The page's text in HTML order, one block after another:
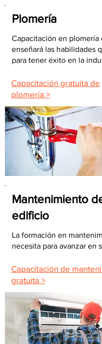
Plomería
Capacitación en plomería
enseñará las habilidades
para tener éxito en la
Capacitación gratuita de
plomería >
Mantenimiento
edificio
La formación en
necesita para avanzar en
Capacitación de
gratuita >